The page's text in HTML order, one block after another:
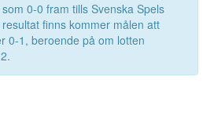
0-0 fram tills Svenska Spels
finns kommer målen att
0-1, beroende på om lotten